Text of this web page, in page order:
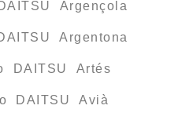
Argençola
Argentona
DAITSU Artés
DAITSU Avià